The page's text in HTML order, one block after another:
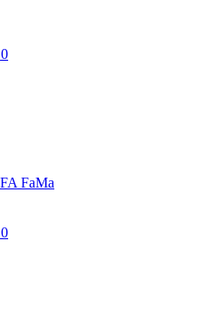
0
0